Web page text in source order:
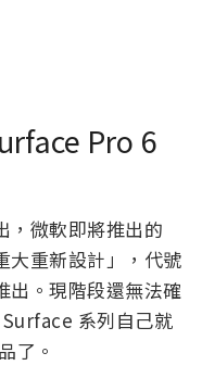
Pro 6
，微軟即將推出的
重新設計」，代號
出。現階段還無法確
系列自己就
了。